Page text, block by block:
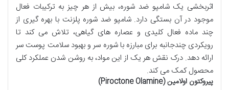
اثربخشی یک شامپو ضد شوره، بیش از هر چیز به ترکیبات فعال
موجود در آن بستگی دارد. شامپو ضد شوره پلزنت با بهره گیری از
چند ماده فعال کلیدی و عصاره های گیاهی، تلاش می کند تا
رویکردی چندجانبه برای مبارزه با شوره سر و بهبود سلامت پوست سر
ارائه دهد. درک نقش هر یک از این مواد، به روشن شدن عملکرد کلی
محصول کمک می کند.
پیروکتون اولامین (Piroctone Olamine)